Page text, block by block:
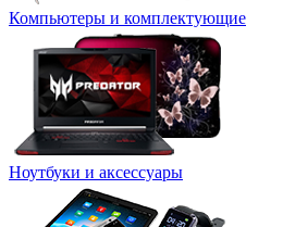
Компьютеры и комплектующие
Ноутбуки и аксессуары